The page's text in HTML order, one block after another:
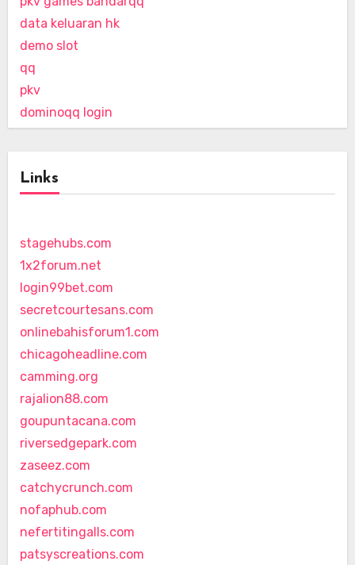
data keluaran hk
demo slot
qq
pkv
dominoqq login
Links
stagehubs.com
1x2forum.net
login99bet.com
secretcourtesans.com
onlinebahisforum1.com
chicagoheadline.com
camming.org
rajalion88.com
goupuntacana.com
riversedgepark.com
zaseez.com
catchycrunch.com
nofaphub.com
nefertitingalls.com
patsyscreations.com